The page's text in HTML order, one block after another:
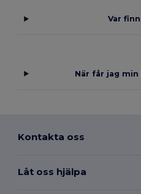
Var
När får jag
Kontakta oss
Låt oss hjälpa